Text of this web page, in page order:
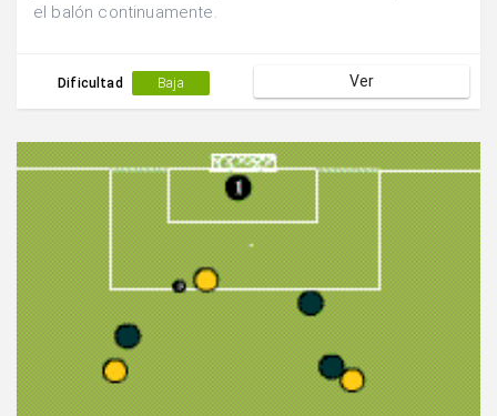
el balón continuamente.
Dificultad Baja Ver